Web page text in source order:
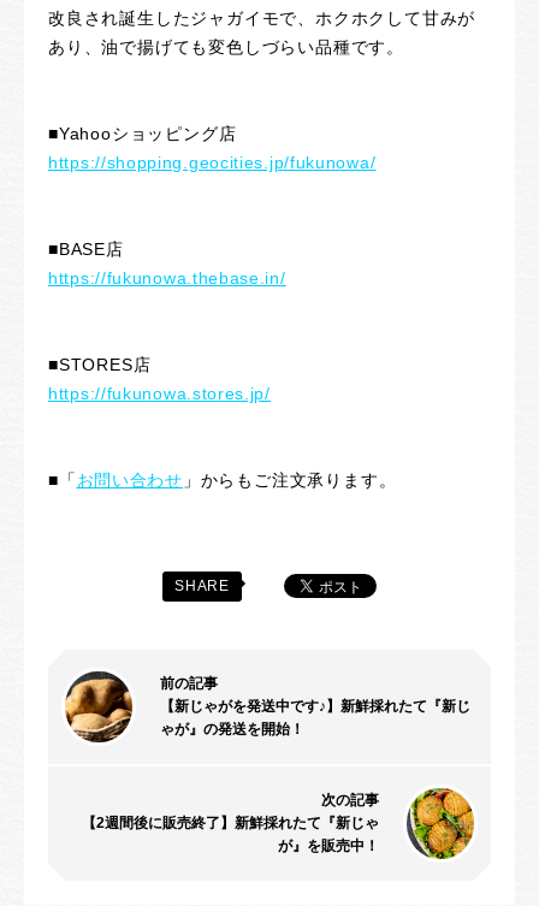
改良され誕生したジャガイモで、ホクホクして甘みが
あり、油で揚げても変色しづらい品種です。
■Yahooショッピング店
https://shopping.geocities.jp/fukunowa/
■BASE店
https://fukunowa.thebase.in/
■STORES店
https://fukunowa.stores.jp/
■「 お問い合わせ 」からもご注文承ります。
SHARE
前の記事
【新じゃがを発送中です♪】新鮮採れたて『新じ
ゃが』の発送を開始！
次の記事
【2週間後に販売終了】新鮮採れたて『新じゃ
が』を販売中！